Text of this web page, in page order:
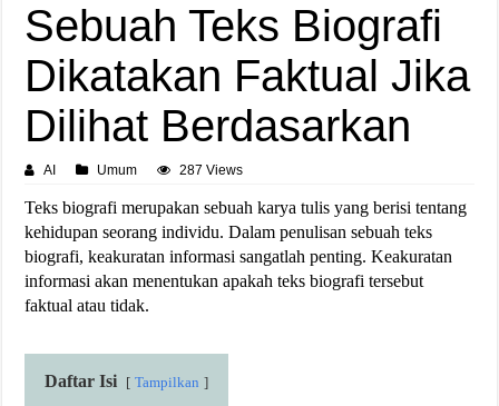
Sebuah Teks Biografi
Dikatakan Faktual Jika
Dilihat Berdasarkan
AI Umum 287 Views
Teks biografi merupakan sebuah karya tulis yang berisi tentang
kehidupan seorang individu. Dalam penulisan sebuah teks
biografi, keakuratan informasi sangatlah penting. Keakuratan
informasi akan menentukan apakah teks biografi tersebut
faktual atau tidak.
Daftar Isi Tampilkan